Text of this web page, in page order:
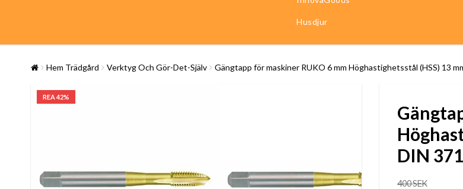
Husdjur
Hem Trädgård Verktyg Och Gör-Det-Själv Gängtapp för maskiner RUKO 6 mm Höghastighetsstål (HSS) 13
REA 42%
DIN
400 SEK